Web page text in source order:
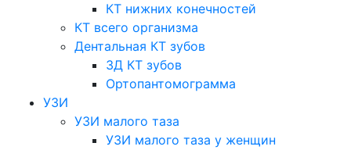
КТ нижних конечностей
КТ всего организма
Дентальная КТ зубов
3Д КТ зубов
Ортопантомограмма
УЗИ
УЗИ малого таза
УЗИ малого таза у женщин